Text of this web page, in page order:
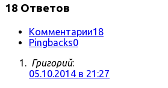
18 Ответов
Комментарии18
Pingbacks0
Григорий:
05.10.2014 в 21:27